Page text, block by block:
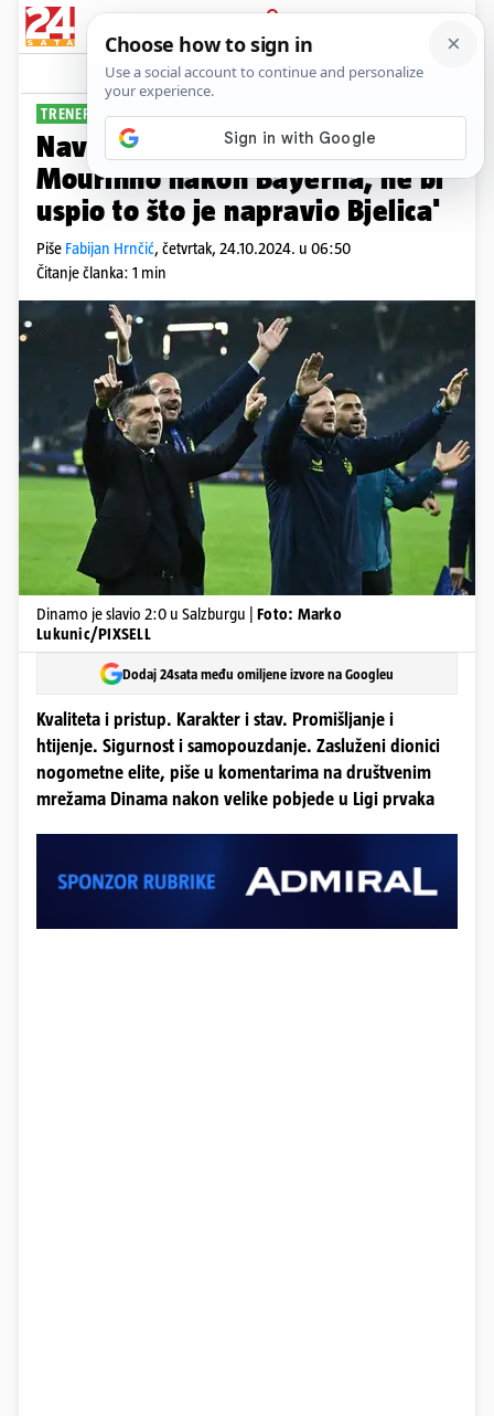
PRIJAVA
Sport Komentari
TRENER HEROJ
Navijači u deliriju: 'Da je došao
Mourinho nakon Bayerna, ne bi
uspio to što je napravio Bjelica'
Piše Fabijan Hrnčić, četvrtak, 24.10.2024. u 06:50
Čitanje članka: 1 min
Dinamo je slavio 2:0 u Salzburgu | Foto: Marko
Lukunic/PIXSELL
Dodaj 24sata među omiljene izvore na Googleu
Kvaliteta i pristup. Karakter i stav. Promišljanje i
htijenje. Sigurnost i samopouzdanje. Zasluženi dionici
nogometne elite, piše u komentarima na društvenim
mrežama Dinama nakon velike pobjede u Ligi prvaka